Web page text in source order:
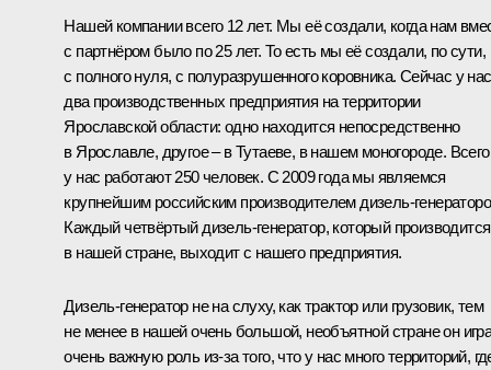
Нашей компании всего 12 лет. Мы её создали, когда нам
с партнёром было по 25 лет. То есть мы её создали, по сути,
с полного нуля, с полуразрушенного коровника. Сейчас у нас
два производственных предприятия на территории
Ярославской области: одно находится непосредственно
в Ярославле, другое – в Тутаеве, в нашем моногороде. Всего
у нас работают 250 человек. С 2009 года мы являемся
крупнейшим российским производителем дизель-
Каждый четвёртый дизель-генератор, который производится
в нашей стране, выходит с нашего предприятия.
Дизель-генератор не на слуху, как трактор или грузовик, тем
не менее в нашей очень большой, необъятной стране он
очень важную роль из-за того, что у нас много территорий,